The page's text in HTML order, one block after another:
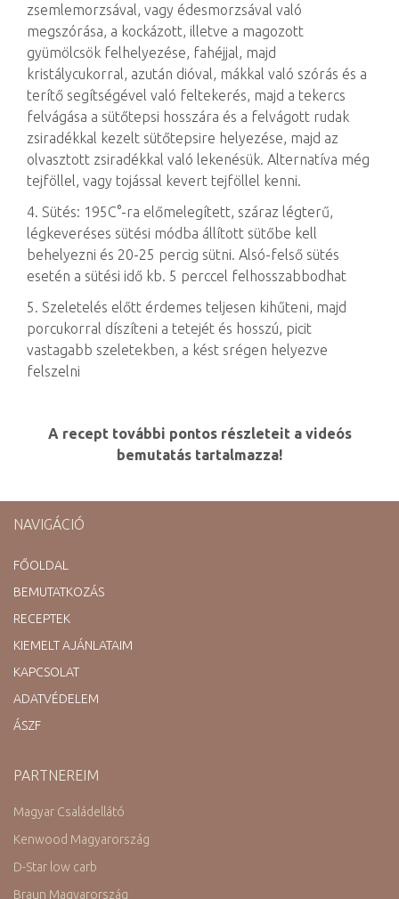
zsemlemorzsával, vagy édesmorzsával való
megszórása, a kockázott, illetve a magozott
gyümölcsök felhelyezése, fahéjjal, majd
kristálycukorral, azután dióval, mákkal való szórás és a
terítő segítségével való feltekerés, majd a tekercs
felvágása a sütőtepsi hosszára és a felvágott rudak
zsiradékkal kezelt sütőtepsire helyezése, majd az
olvasztott zsiradékkal való lekenésük. Alternatíva még
tejföllel, vagy tojással kevert tejföllel kenni.
4. Sütés: 195C°-ra előmelegített, száraz légterű,
légkeveréses sütési módba állított sütőbe kell
behelyezni és 20-25 percig sütni. Alsó-felső sütés
esetén a sütési idő kb. 5 perccel felhosszabbodhat
5. Szeletelés előtt érdemes teljesen kihűteni, majd
porcukorral díszíteni a tetejét és hosszú, picit
vastagabb szeletekben, a kést srégen helyezve
felszelni
A recept további pontos részleteit a videós
bemutatás tartalmazza!
NAVIGÁCIÓ
FŐOLDAL
BEMUTATKOZÁS
RECEPTEK
KIEMELT AJÁNLATAIM
KAPCSOLAT
ADATVÉDELEM
ÁSZF
PARTNEREIM
Magyar Családellátó
Kenwood Magyarország
D-Star low carb
Braun Magyarország